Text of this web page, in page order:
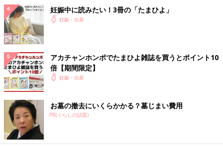
妊娠中に読みたい！3冊の「たまひよ」
妊娠・出産
アカチャンホンポでたまひよ雑誌を買うとポイント10
倍【期間限定】
妊娠・出産
お墓の撤去にいくらかかる？墓じまい費用
PR(くらしの話題)